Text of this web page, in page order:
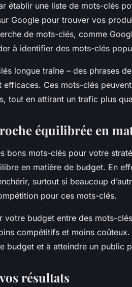
établir une liste de mots-clés
Google pour trouver vos
de mots-clés, comme
à identifier des mots-clés
longue traîne – des phrases
efficaces. Ces mots-clés
tout en attirant un trafic plus
équilibrée en
bons mots-clés pour votre
en matière de budget. En
surtout si beaucoup
pour ces mots-clés.
votre budget entre des mots-
compétitifs et moins
budget et à atteindre un public
résultats